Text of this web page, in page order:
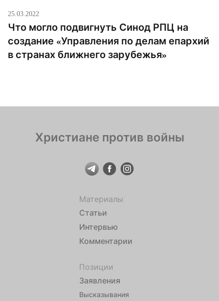
25.03.2022
Что могло подвигнуть Синод РПЦ на
создание «Управления по делам епархий
в странах ближнего зарубежья»
Христиане против войны
Материалы
Статьи
Интервью
Комментарии
Позиции
Заявления
Высказывания